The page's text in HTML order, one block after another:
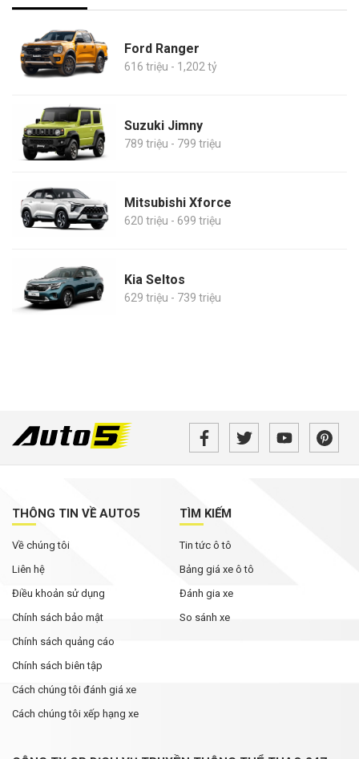
Ford Ranger
616 triệu - 1,202 tỷ
Suzuki Jimny
789 triệu - 799 triệu
Mitsubishi Xforce
620 triệu - 699 triệu
Kia Seltos
629 triệu - 739 triệu
THÔNG TIN VỀ AUTO5
Về chúng tôi
Liên hệ
Điều khoản sử dụng
Chính sách bảo mật
Chính sách quảng cáo
Chính sách biên tập
Cách chúng tôi đánh giá xe
Cách chúng tôi xếp hạng xe
TÌM KIẾM
Tin tức ô tô
Bảng giá xe ô tô
Đánh gia xe
So sánh xe